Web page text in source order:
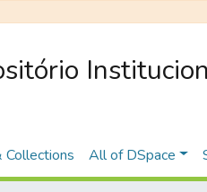
Collections All of DSpace